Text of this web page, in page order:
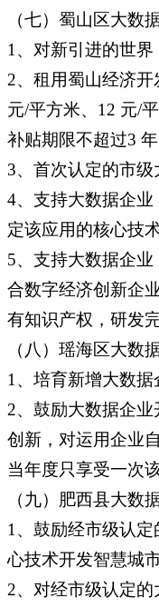
（七）蜀山区大数
1、对新引进的世
2、租用蜀山经济
元/平方米、12 元/
补贴期限不超过3
3、首次认定的市
4、支持大数据企
定该应用的核心技
5、支持大数据企
合数字经济创新企
有知识产权，研发
（八）瑶海区大数
1、培育新增大数
2、鼓励大数据企
创新，对运用企业
当年度只享受一次
（九）肥西县大数
1、鼓励经市级认
心技术开发智慧城
2、对经市级认定